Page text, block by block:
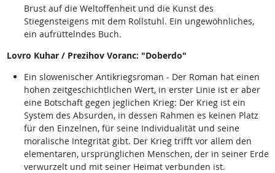
Brust auf die Weltoffenheit und die Kunst des
Stiegensteigens mit dem Rollstuhl. Ein ungewöhnliches,
ein aufrüttelndes Buch.
Lovro Kuhar / Prezihov Voranc: "Doberdo"
Ein slowenischer Antikriegsroman - Der Roman hat einen
hohen zeitgeschichtlichen Wert, in erster Linie ist er aber
eine Botschaft gegen jeglichen Krieg: Der Krieg ist ein
System des Absurden, in dessen Rahmen es keinen Platz
für den Einzelnen, für seine Individualität und seine
moralische Integrität gibt. Der Krieg trifft vor allem den
elementaren, ursprünglichen Menschen, der in seiner Erde
verwurzelt und mit seiner Heimat verbunden ist.